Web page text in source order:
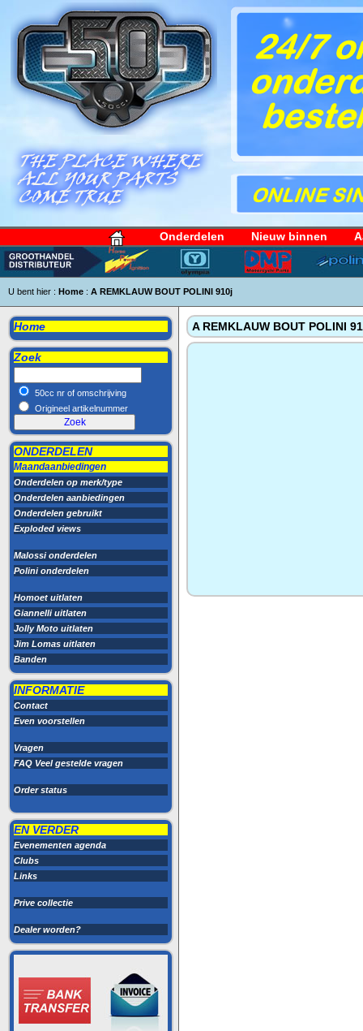
Onderdelen Nieuw binnen
U bent hier : Home : A REMKLAUW BOUT POLINI 910j
Home
Zoek
50cc nr of omschrijving
Origineel artikelnummer
ONDERDELEN
Maandaanbiedingen
Onderdelen op merk/type
Onderdelen aanbiedingen
Onderdelen gebruikt
Exploded views
Malossi onderdelen
Polini onderdelen
Homoet uitlaten
Giannelli uitlaten
Jolly Moto uitlaten
Jim Lomas uitlaten
Banden
INFORMATIE
Contact
Even voorstellen
Vragen
FAQ Veel gestelde vragen
Order status
EN VERDER
Evenementen agenda
Clubs
Links
Prive collectie
Dealer worden?
A REMKLAUW BOUT POLINI